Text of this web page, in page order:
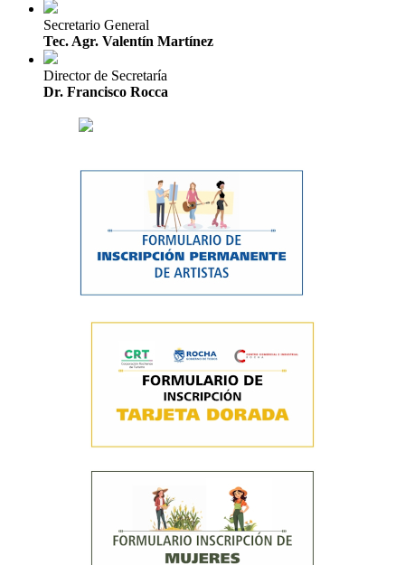
Secretario General
Tec. Agr. Valentín Martínez
Director de Secretaría
Dr. Francisco Rocca